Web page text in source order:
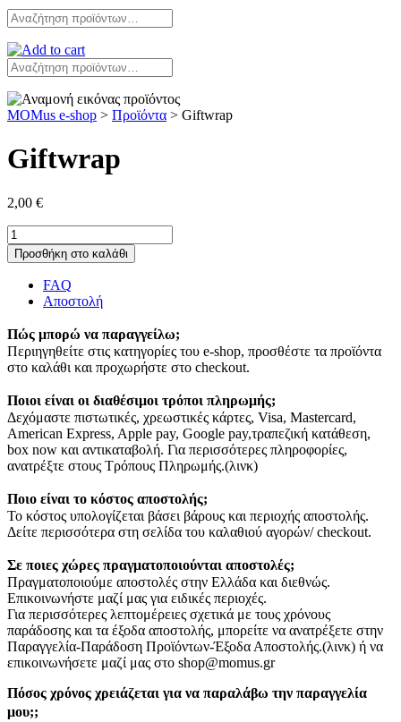
Αναζήτηση
για:
Αναζήτηση
για:
MOMus e-shop > Προϊόντα > Giftwrap
Giftwrap
2,00 €
Giftwrap
ποσότητα
Προσθήκη στο καλάθι
FAQ
Αποστολή
Πώς μπορώ να παραγγείλω;
Περιηγηθείτε στις κατηγορίες του e-shop, προσθέστε τα προϊόντα
στο καλάθι και προχωρήστε στο checkout.
Ποιοι είναι οι διαθέσιμοι τρόποι πληρωμής;
Δεχόμαστε πιστωτικές, χρεωστικές κάρτες, Visa, Mastercard,
American Express, Apple pay, Google pay,τραπεζική κατάθεση,
box now και αντικαταβολή. Για περισσότερες πληροφορίες,
ανατρέξτε στους Τρόπους Πληρωμής.(λινκ)
Ποιο είναι το κόστος αποστολής;
Το κόστος υπολογίζεται βάσει βάρους και περιοχής αποστολής.
Δείτε περισσότερα στη σελίδα του καλαθιού αγορών/ checkout.
Σε ποιες χώρες πραγματοποιούνται αποστολές;
Πραγματοποιούμε αποστολές στην Ελλάδα και διεθνώς.
Επικοινωνήστε μαζί μας για ειδικές περιοχές.
Για περισσότερες λεπτομέρειες σχετικά με τους χρόνους
παράδοσης και τα έξοδα αποστολής, μπορείτε να ανατρέξετε στην
Παραγγελία-Παράδοση Προϊόντων-Έξοδα Αποστολής.(λινκ) ή να
επικοινωνήσετε μαζί μας στο shop@momus.gr
Πόσος χρόνος χρειάζεται για να παραλάβω την παραγγελία
μου;;